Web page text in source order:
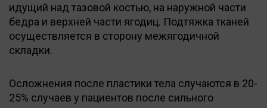
идущий над тазовой костью, на наружной части
бедра и верхней части ягодиц. Подтяжка тканей
осуществляется в сторону межягодичной
складки.
Осложнения после пластики тела случаются в 20-
25% случаев у пациентов после сильного